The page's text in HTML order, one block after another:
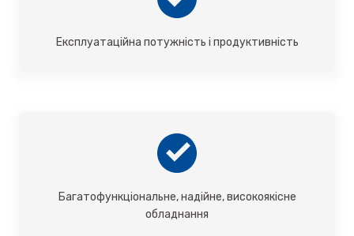
Експлуатаційна потужність і продуктивність
Багатофункціональне, надійне, високоякісне
обладнання